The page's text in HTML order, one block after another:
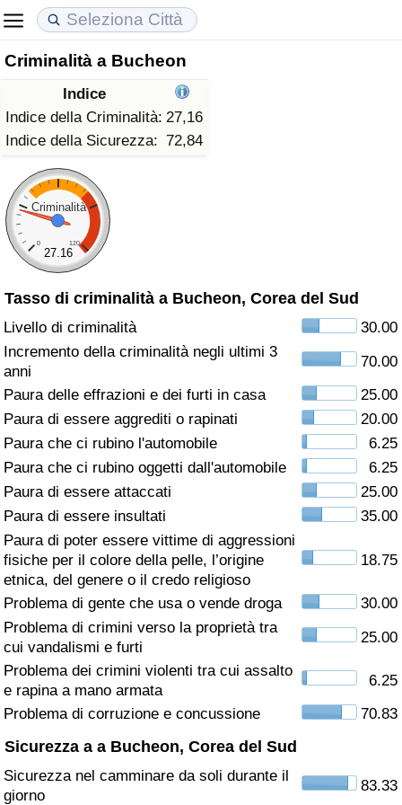
Criminalità a Bucheon
Indice
Indice della Criminalità: 27,16
Indice della Sicurezza: 72,84
Criminalità
0 120
27.16
Tasso di criminalità a Bucheon, Corea del Sud
Livello di criminalità
30.00
Incremento della criminalità negli ultimi 3
anni
70.00
Paura delle effrazioni e dei furti in casa
25.00
Paura di essere aggrediti o rapinati
20.00
Paura che ci rubino l'automobile
6.25
Paura che ci rubino oggetti dall'automobile
6.25
Paura di essere attaccati
25.00
Paura di essere insultati
35.00
Paura di poter essere vittime di aggressioni
fisiche per il colore della pelle, l’origine
etnica, del genere o il credo religioso
18.75
Problema di gente che usa o vende droga
30.00
Problema di crimini verso la proprietà tra
cui vandalismi e furti
25.00
Problema dei crimini violenti tra cui assalto
e rapina a mano armata
6.25
Problema di corruzione e concussione
70.83
Sicurezza a a Bucheon, Corea del Sud
Sicurezza nel camminare da soli durante il
giorno
83.33
Costo della vita
Indice Del Costo Della Vita (corrente)
Indice Del Costo Della Vita
Indice del Costo della Vita per Nazione
ad Aqaba
Prezzi degli immobili
Indice del Prezzo delle Case (Corrente)
Indice del Prezzo delle Case
Indice del Prezzo delle Case per Nazione
Qualità della Vita
Indice della Qualità della Vita
Indice della Qualità della Vita (Corrente)
Indice della qualità della vita per Paese
Criminalità
Indice del Tasso di Criminalità (Corrente)
Indice della Criminalità
Indice di criminalità per paese
Assistenza Sanitaria
Indice dell’Assistenza Sanitaria (Corrente)
Indice dell’Assistenza Sanitaria
Indice dell’Assistenza Sanitaria per
Nazione
Inquinamento
Indice dell’Inquinamento (Corrente)
Indice dell’Inquinamento per Nazione